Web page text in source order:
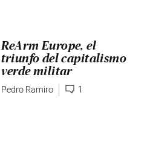
ReArm Europe, el
triunfo del capitalismo
verde militar
Pedro Ramiro 1